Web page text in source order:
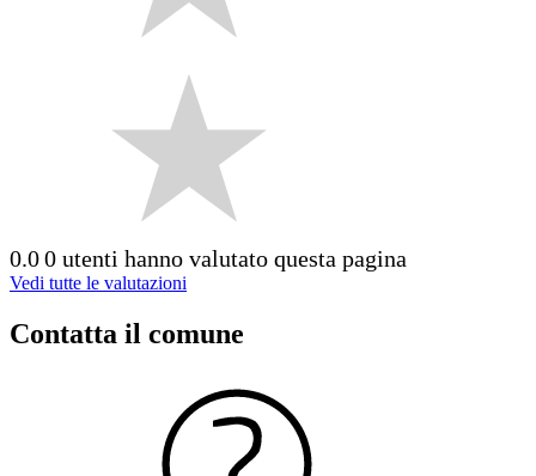
0.00 utenti hanno valutato questa pagina
Vedi tutte le valutazioni
Contatta il comune